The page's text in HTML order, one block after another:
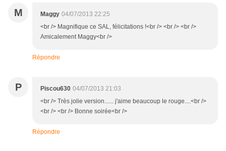
M Maggy 04/07/2013 22:25
<br /> Magnifique ce SAL, félicitations !<br /> <br /> <br />
Amicalement Maggy<br />
Répondre
P Piscou630 04/07/2013 21:03
<br /> Très jolie version...... j'aime beaucoup le rouge....<br />
<br /> <br /> Bonne soirée<br />
Répondre